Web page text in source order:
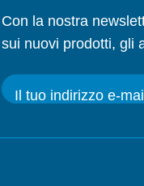
Con la nostra
sui nuovi prodotti, gli
Il tuo indirizzo e-mail